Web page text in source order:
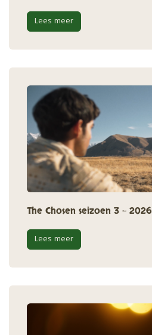
Lees meer
The Chosen seizoen 3 - 2026
Lees meer